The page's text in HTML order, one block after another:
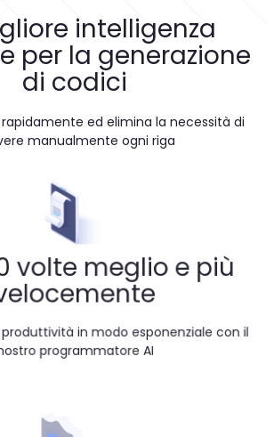
intelligenza
per la generazione
di codici
ed elimina la necessità di
manualmente ogni riga
volte meglio e più
in modo esponenziale con il
programmatore AI